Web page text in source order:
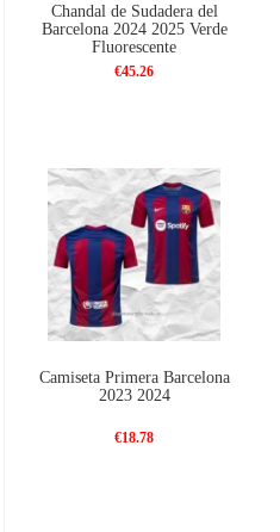
Chandal de Sudadera del
Barcelona 2024 2025 Verde
Fluorescente
€45.26
Camiseta Primera Barcelona
2023 2024
€18.78